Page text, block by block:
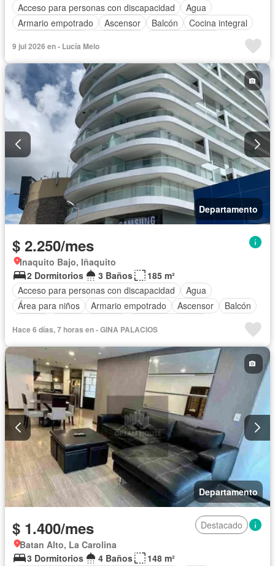
Acceso para personas con discapacidad
Agua
Armario empotrado
Ascensor Balcón
Cocina integral
Gas natural
Garita de guardianía
Completamente amoblado
9 jul 2026 en - Lucía Melo
Departamento
$ 2.250/mes
Inaquito Bajo, Iñaquito
2 Dormitorios
3 Baños
185 m²
Acceso para personas con discapacidad
Agua
Área para niños
Armario empotrado Ascensor
Balcón
Estacionamiento
Gimnasio
Garita de guardianía
Jacuzzi
Piscina Sauna Seguridad
Terraza
Vista panorámica
Completamente amoblado
Hace 6 días, 7 horas en - GINA PALACIOS
Departamento
$ 1.400/mes
Destacado
Batan Alto, La Carolina
3 Dormitorios
4 Baños 148 m²